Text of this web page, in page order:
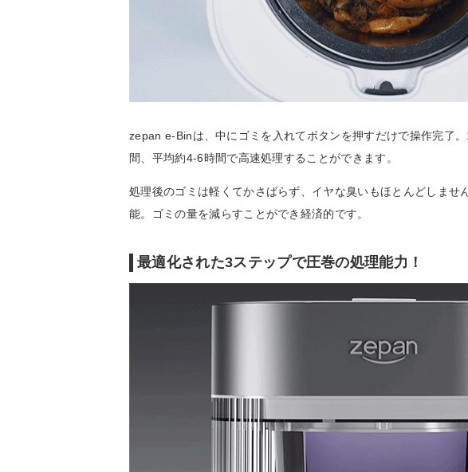
zepan e-Binは、中にゴミを入れてボタンを押すだけで操作完了
間、平均約4-6時間で高速処理することができます。
処理後のゴミは軽くてかさばらず、イヤな臭いもほとんどしませ
能。ゴミの量を減らすことができ経済的です。
最適化された3ステップで圧巻の処理能力！